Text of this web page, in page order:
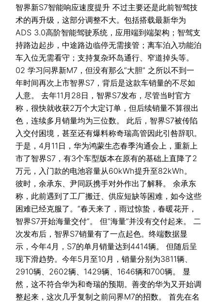
智界新S7智能响应速度提升 不过主要还是此前智驾技
术的再升级，这部分调整不大。包括搭载最新华为
ADS 3.0高阶智能驾驶系统，应用端到端架构；智驾支
持路边起步，中途路边临停无需接管；离车泊入功能泊
车入位无需看守；支持复杂环岛通行、窄道掉头等。
02 学习问界新M7，但没有那么“大胆” 之所以不到一
年时间再次上市智界S7，背后是这款车销量的不尽如
人意。 去年11月28日，智界S7发布，尽管当时官方
称，很快就收获2万个大定订单，但后续销量不算很出
色，连续多月销量均为三位数。 此后，智界S7被传陷
入交付困境，甚至还有爆料称奇瑞高管因此引咎辞职。
于是，4月11日，华为鸿蒙生态春季沟通会上，重新上
市了智界S7，有3个车型版本在原有的基础上直降了2
万元，入门款的电池容量从60kWh提升至82kWh。
彼时，余承东、尹同跃携手对外作出了解释。 余承东
称，此前遇到了工厂搬迁、供应短缺等困难，如今这些
困难已经克服了。“春天来了，雨过惊蛰，春暖花开，
智界S7开始海量交付”。 但“海量”并没有交付起来。 二
次发布后，智界S7销量有了一点起色。终端数据显
示，今年4月，S7的单月销量达到4414辆。 但随后呈
现下滑趋势。今年5月至10月，销量分别为3811辆、
2910辆、2602辆、1429辆、1646辆和700辆。 显
然，这不符合华为和奇瑞的预期。善变的华为又开始调
整起来，这次几乎复制之前问界M7的招数。 首先在名